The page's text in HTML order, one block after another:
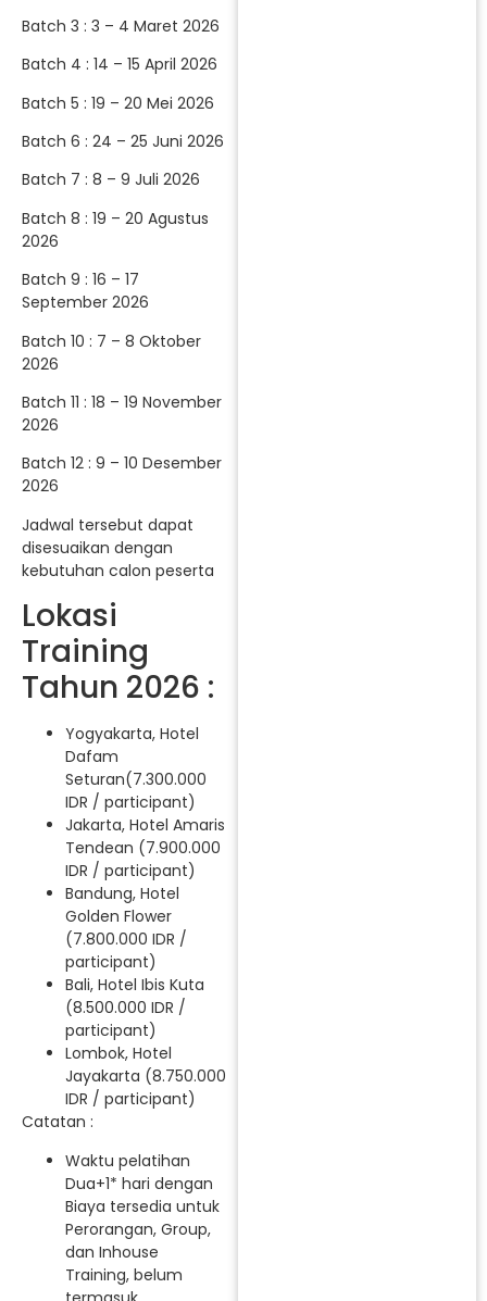
Batch 3 : 3 – 4 Maret 2026
Batch 4 : 14 – 15 April 2026
Batch 5 : 19 – 20 Mei 2026
Batch 6 : 24 – 25 Juni 2026
Batch 7 : 8 – 9 Juli 2026
Batch 8 : 19 – 20 Agustus
2026
Batch 9 : 16 – 17
September 2026
Batch 10 : 7 – 8 Oktober
2026
Batch 11 : 18 – 19 November
2026
Batch 12 : 9 – 10 Desember
2026
Jadwal tersebut dapat
disesuaikan dengan
kebutuhan calon peserta
Lokasi
Training
Tahun 2026 :
Yogyakarta, Hotel
Dafam
Seturan(7.300.000
IDR / participant)
Jakarta, Hotel Amaris
Tendean (7.900.000
IDR / participant)
Bandung, Hotel
Golden Flower
(7.800.000 IDR /
participant)
Bali, Hotel Ibis Kuta
(8.500.000 IDR /
participant)
Lombok, Hotel
Jayakarta (8.750.000
IDR / participant)
Catatan :
Waktu pelatihan
Dua+1* hari dengan
Biaya tersedia untuk
Perorangan, Group,
dan Inhouse
Training, belum